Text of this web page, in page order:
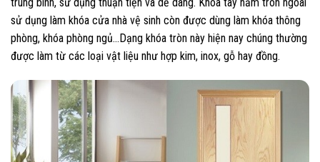
sử dụng làm khóa cửa nhà vệ sinh còn được dùng làm khóa thông
phòng, khóa phòng ngủ…Dạng khóa tròn này hiện nay chúng thường
được làm từ các loại vật liệu như hợp kim, inox, gỗ hay đồng.